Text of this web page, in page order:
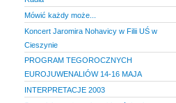
Mówić każdy może...
Koncert Jaromira Nohavicy w Filii UŚ w
Cieszynie
PROGRAM TEGOROCZNYCH
EUROJUWENALIÓW 14-16 MAJA
INTERPRETACJE 2003